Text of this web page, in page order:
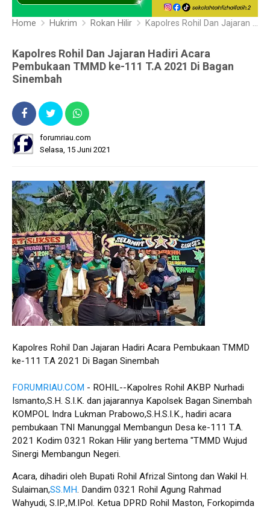
Home Hukrim Rokan Hilir Kapolres Rohil Dan Jajaran Hadiri Acara Pembukaan TMMD ke-111 T.A 2021 Di Bagan Sinembah
Kapolres Rohil Dan Jajaran Hadiri Acara
Pembukaan TMMD ke-111 T.A 2021 Di Bagan
Sinembah
forumriau.com
Selasa, 15 Juni 2021
Kapolres Rohil Dan Jajaran Hadiri Acara Pembukaan TMMD
ke-111 T.A 2021 Di Bagan Sinembah
FORUMRIAU.COM - ROHIL--Kapolres Rohil AKBP Nurhadi
Ismanto,S.H. S.I.K. dan jajarannya Kapolsek Bagan Sinembah
KOMPOL Indra Lukman Prabowo,S.H.S.I.K., hadiri acara
pembukaan TNI Manunggal Membangun Desa ke-111 T.A.
2021 Kodim 0321 Rokan Hilir yang bertema "TMMD Wujud
Sinergi Membangun Negeri.
Acara, dihadiri oleh Bupati Rohil Afrizal Sintong dan Wakil H.
Sulaiman,SS.MH . Dandim 0321 Rohil Agung Rahmad
Wahyudi, S.IP.,M.IPol. Ketua DPRD Rohil Maston, Forkopimda